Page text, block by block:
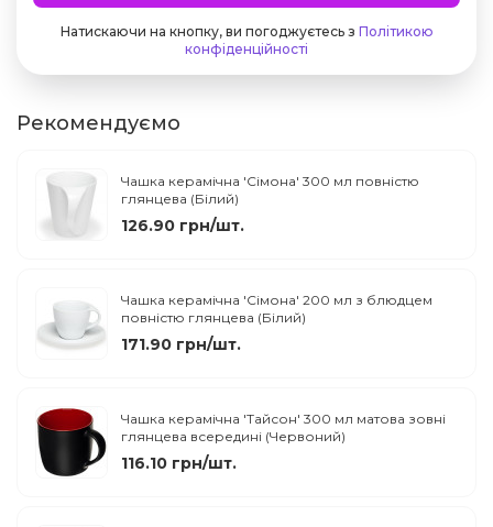
Натискаючи на кнопку, ви погоджуєтесь з Політикою
конфіденційності
Рекомендуємо
Чашка керамічна 'Сімона' 300 мл повністю
глянцева (Білий)
126.90 грн/шт.
Чашка керамічна 'Сімона' 200 мл з блюдцем
повністю глянцева (Білий)
171.90 грн/шт.
Чашка керамічна 'Тайсон' 300 мл матова зовні
глянцева всередині (Червоний)
116.10 грн/шт.